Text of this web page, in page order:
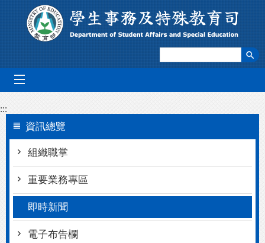
跳到主要內容區塊
:::
資訊總覽
組織職掌
重要業務專區
即時新聞
電子布告欄